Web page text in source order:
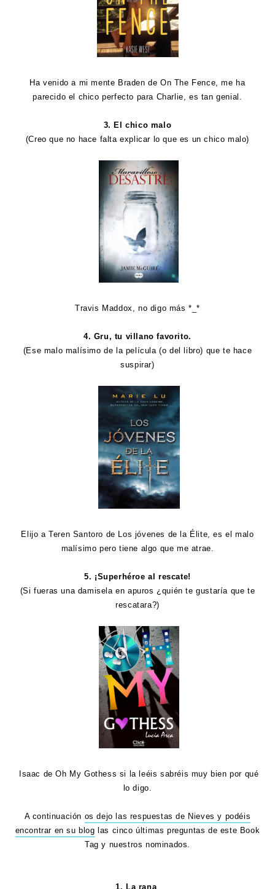
Ha venido a mi mente Braden de On The Fence, me ha
parecido el chico perfecto para Charlie, es tan genial.
3. El chico malo
(Creo que no hace falta explicar lo que es un chico malo)
Travis Maddox, no digo más *_*
4. Gru, tu villano favorito.
(Ese malo malísimo de la película (o del libro) que te hace
suspirar)
Elijo a Teren Santoro de Los jóvenes de la Élite, es el malo
malísimo pero tiene algo que me atrae.
5. ¡Superhéroe al rescate!
(Si fueras una damisela en apuros ¿quién te gustaría que te
rescatara?)
Isaac de Oh My Gothess si la leéis sabréis muy bien por qué
lo digo.
A continuación os dejo las respuestas de Nieves y podéis
encontrar en su blog las cinco últimas preguntas de este Book
Tag y nuestros nominados.
1. La rana